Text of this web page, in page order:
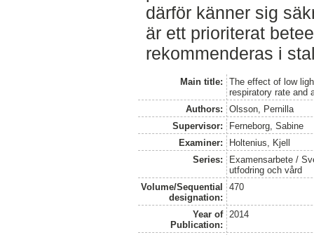
därför känner sig
är ett prioriterat
rekommenderas i
Main title:
The effect of low
respiratory rate and
Authors:
Olsson, Pernilla
Supervisor:
Ferneborg, Sabine
Examiner:
Holtenius, Kjell
Series:
Examensarbete /
utfodring och vård
Volume/Sequential
designation:
470
Year of
Publication:
2014